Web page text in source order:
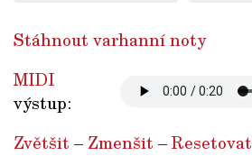
Stáhnout varhanní noty
MIDI
výstup:
Zvětšit – Zmenšit –Resetovat